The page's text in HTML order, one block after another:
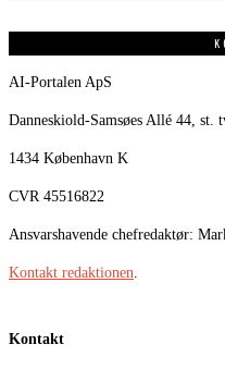
AI-Portalen ApS
Danneskiold-Samsøes Allé 44, st.
1434 København K
CVR 45516822
Ansvarshavende chefredaktør:
Kontakt redaktionen.
Kontakt